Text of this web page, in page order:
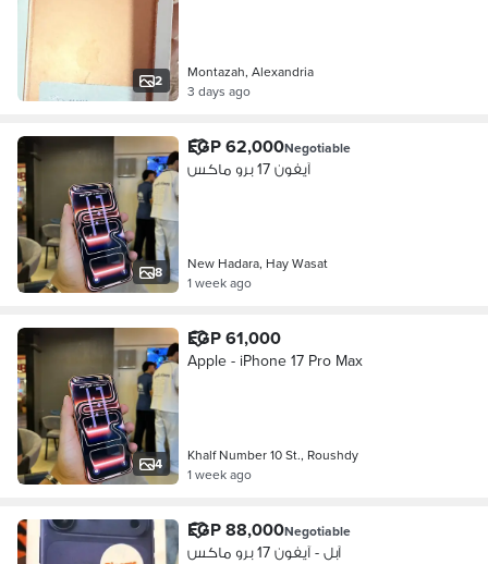
2
Montazah, Alexandria
3 days ago
8
EGP 62,000Negotiable
آيفون 17 برو ماكس
New Hadara, Hay Wasat
1 week ago
4
EGP 61,000
Apple - iPhone 17 Pro Max
Khalf Number 10 St., Roushdy
1 week ago
EGP 88,000Negotiable
آبل - آيفون 17 برو ماكس